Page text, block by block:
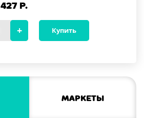
427Р.
Купить
Маркеты